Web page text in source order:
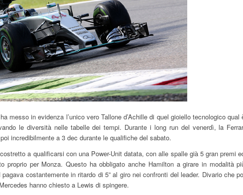
messo in evidenza l’unico vero Tallone d’Achille di quel gioiello tecnologico qual
le diversità nelle tabelle dei tempi. Durante i long run del venerdì, la
incredibilmente a 3 dec durante le qualifiche del sabato.
a qualificarsi con una Power-Unit datata, con alle spalle già 5 gran premi
proprio per Monza. Questo ha obbligato anche Hamilton a girare in modalità
costantemente in ritardo di 5” al giro nei confronti del leader. Divario che
hanno chiesto a Lewis di spingere.